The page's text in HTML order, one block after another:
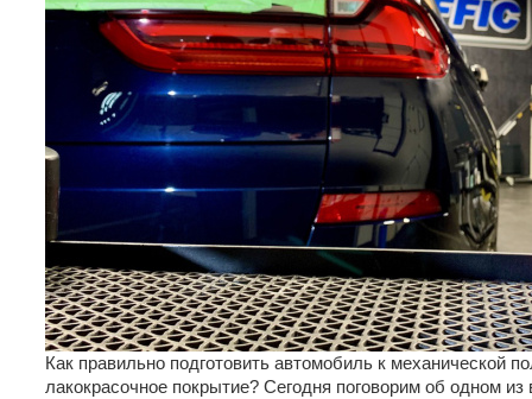
Как правильно подготовить автомобиль к механической
лакокрасочное покрытие? Сегодня поговорим об одном из